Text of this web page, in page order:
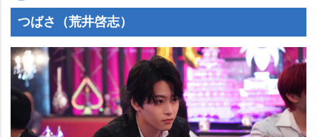
つばさ（荒井啓志）